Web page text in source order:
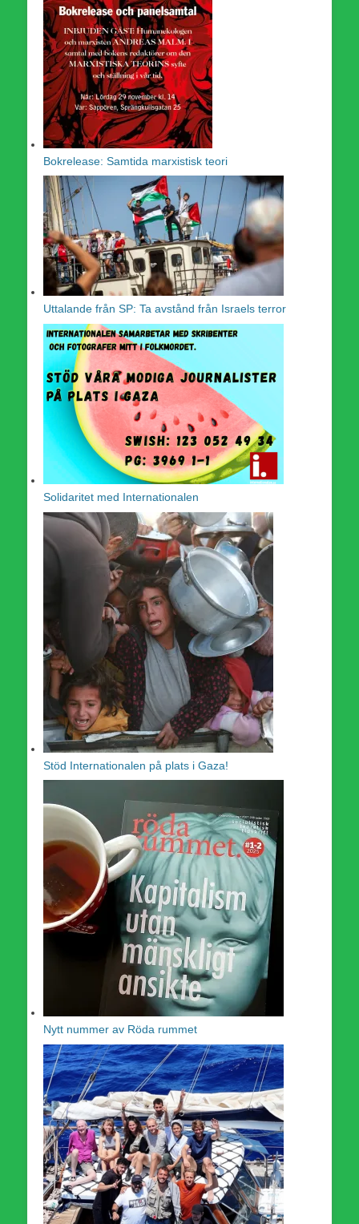
Bokrelease: Samtida marxistisk teori
Uttalande från SP: Ta avstånd från Israels terror
Solidaritet med Internationalen
Stöd Internationalen på plats i Gaza!
Nytt nummer av Röda rummet